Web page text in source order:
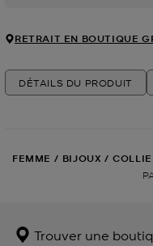
RETRAIT EN BOUTIQUE
DÉTAILS DU PRODUIT
FEMME / BIJOUX /
Trouver une